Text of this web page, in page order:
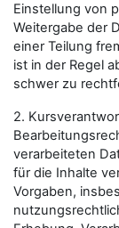
Einstellung von
Weitergabe der
einer Teilung
ist in der Regel
schwer zu
2.
verarbeiteten
für die Inhalte
Vorgaben,